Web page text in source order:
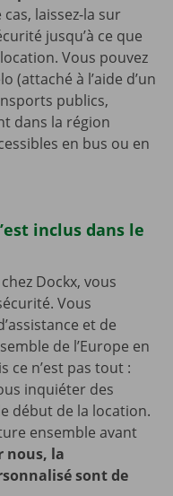
laissez-la sur
jusqu’à ce que
Vous pouvez
(attaché à l’aide d’un
publics,
dans la région
en bus ou en
inclus dans le
Dockx, vous
Vous
et de
de l’Europe en
ce n’est pas tout :
inquiéter des
début de la location.
ensemble avant
nous, la
sont de